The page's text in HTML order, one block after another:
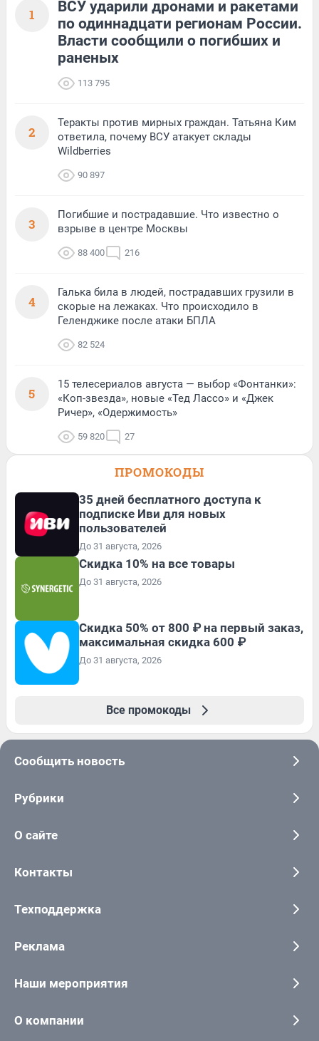
1
ВСУ ударили дронами и ракетами
по одиннадцати регионам России.
Власти сообщили о погибших и
раненых
113 795
2
Теракты против мирных граждан. Татьяна Ким
ответила, почему ВСУ атакует склады
Wildberries
90 897
3
Погибшие и пострадавшие. Что известно о
взрыве в центре Москвы
88 400 216
4
Галька била в людей, пострадавших грузили в
скорые на лежаках. Что происходило в
Геленджике после атаки БПЛА
82 524
5
15 телесериалов августа — выбор «Фонтанки»:
«Коп-звезда», новые «Тед Лассо» и «Джек
Ричер», «Одержимость»
59 820 27
ПРОМОКОДЫ
35 дней бесплатного доступа к
подписке Иви для новых
пользователей
До 31 августа, 2026
Скидка 10% на все товары
До 31 августа, 2026
Скидка 50% от 800 ₽ на первый заказ,
максимальная скидка 600 ₽
До 31 августа, 2026
Все промокоды
Сообщить новость
Рубрики
О сайте
Контакты
Техподдержка
Реклама
Наши мероприятия
О компании